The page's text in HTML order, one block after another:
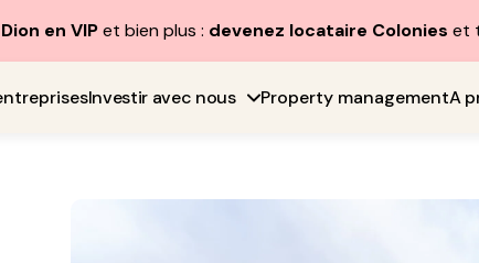
en VIPet bien plus : devenez locataire Colonies et
Investir avec nous Property managementA